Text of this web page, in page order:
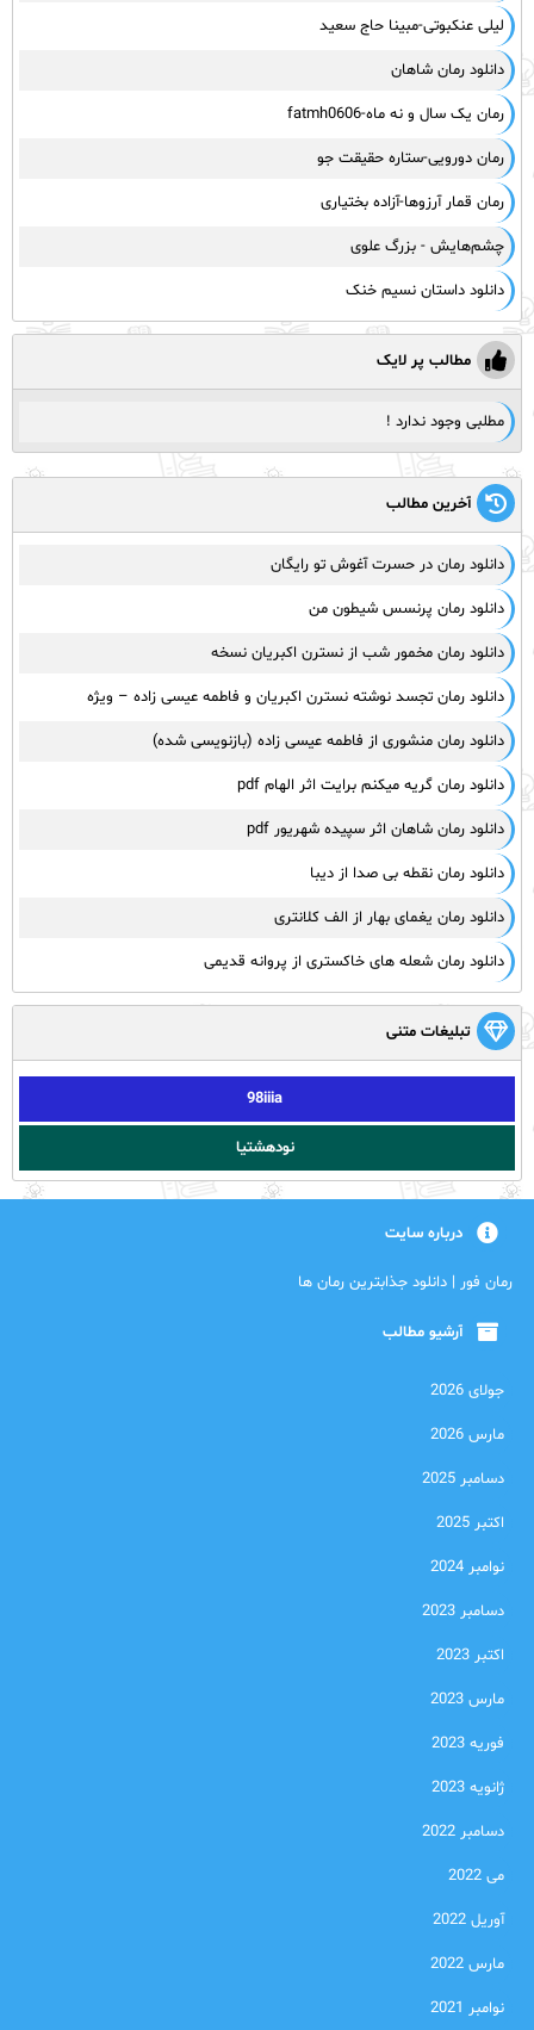
لیلی عنکبوتی-مبینا حاج سعید
دانلود رمان شاهان
رمان یک سال و نه ماه-fatmh0606
رمان دورویی-ستاره حقیقت جو
رمان قمار آرزوها-آزاده بختیاری
چشم‌هایش - بزرگ علوی
دانلود داستان نسیم خنک
مطالب پر لایک
مطلبی وجود ندارد !
آخرین مطالب
دانلود رمان در حسرت آغوش تو رایگان
دانلود رمان پرنسس شیطون من
دانلود رمان مخمور شب از نسترن اکبریان نسخه
دانلود رمان تجسد نوشته نسترن اکبریان و فاطمه عیسی زاده – ویژه
دانلود رمان منشوری از فاطمه عیسی زاده (بازنویسی شده)
دانلود رمان گریه میکنم برایت اثر الهام pdf
دانلود رمان شاهان اثر سپیده شهریور pdf
دانلود رمان نقطه بی صدا از دیبا
دانلود رمان یغمای بهار از الف کلانتری
دانلود رمان شعله های خاکستری از پروانه قدیمی
تبلیغات متنی
98iiia
نودهشتیا
درباره سایت
رمان فور | دانلود جذابترین رمان ها
آرشیو مطالب
جولای 2026
مارس 2026
دسامبر 2025
اکتبر 2025
نوامبر 2024
دسامبر 2023
اکتبر 2023
مارس 2023
فوریه 2023
ژانویه 2023
دسامبر 2022
می 2022
آوریل 2022
مارس 2022
نوامبر 2021